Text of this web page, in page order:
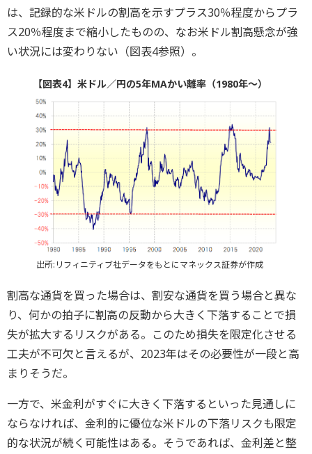
は、記録的な米ドルの割高を示すプラス30％程度からプラ
ス20％程度まで縮小したものの、なお米ドル割高懸念が強
い状況には変わりない（図表4参照）。
【図表4】米ドル／円の5年MAかい離率（1980年～）
出所:リフィニティブ社データをもとにマネックス証券が作成
割高な通貨を買った場合は、割安な通貨を買う場合と異な
り、何かの拍子に割高の反動から大きく下落することで損
失が拡大するリスクがある。このため損失を限定化させる
工夫が不可欠と言えるが、2023年はその必要性が一段と高
まりそうだ。
一方で、米金利がすぐに大きく下落するといった見通しに
ならなければ、金利的に優位な米ドルの下落リスクも限定
的な状況が続く可能性はある。そうであれば、金利差と整